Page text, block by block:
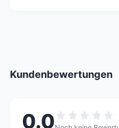
Kundenbewertungen
0.0